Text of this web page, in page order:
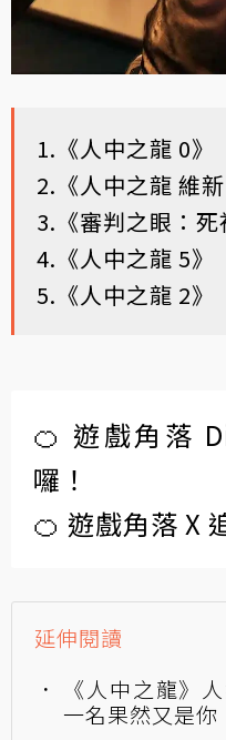
1.《人中之龍 0》
2.《人中之龍 維新
3.《審判之眼：死
4.《人中之龍 5》
5.《人中之龍 2》
🍊 遊戲角落
囉！
🍊 遊戲角落 X
延伸閱讀
《人中之龍》
一名果然又是你